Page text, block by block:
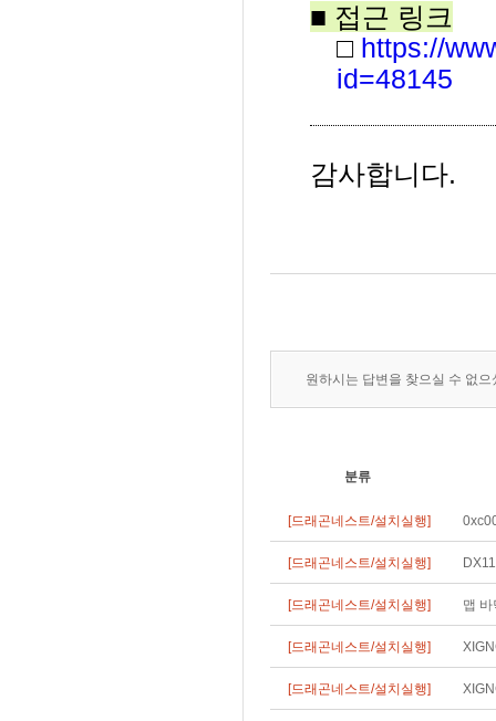
■ 접근 링크
□ https://
id=48145
감사합니다.
원하시는 답변을 찾으실 수 없
분류
[드래곤네스트/설치실행]
[드래곤네스트/설치실행]
[드래곤네스트/설치실행] 맵
[드래곤네스트/설치실행]
[드래곤네스트/설치실행]